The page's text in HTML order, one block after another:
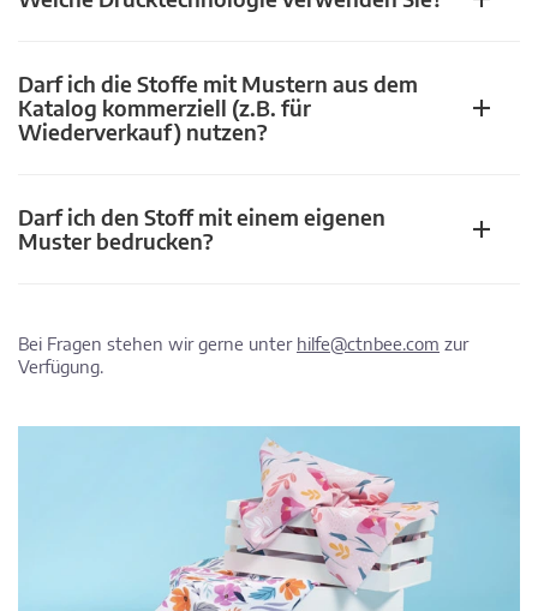
Darf ich die Stoffe mit Mustern aus dem
Katalog kommerziell (z.B. für
Wiederverkauf) nutzen?
Darf ich den Stoff mit einem eigenen
Muster bedrucken?
Bei Fragen stehen wir gerne unter hilfe@ctnbee.com zur
Verfügung.